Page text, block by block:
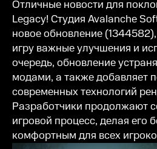
Отличные новости для
Legacy! Студия Avalanche
новое обновление
игру важные улучшения и
очередь, обновление
модами, а также добавляет
современных технологий
Разработчики продолжают
игровой процесс, делая его
комфортным для всех